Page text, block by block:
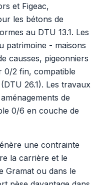
et Figeac,
les bétons de
au DTU 13.1. Les
patrimoine - maisons
causses, pigeonniers
0/2 fin, compatible
26.1). Les travaux
de
0/6 en couche de
une contrainte
la carrière et le
Gramat ou dans le